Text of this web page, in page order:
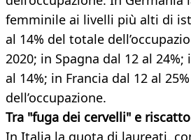
femminile ai livelli più alti di
al 14% del totale
2020; in Spagna dal 12 al
al 14%; in Francia dal 12 al
dell’occupazione.
Tra "fuga dei cervelli" e
In Italia la quota di laureati,